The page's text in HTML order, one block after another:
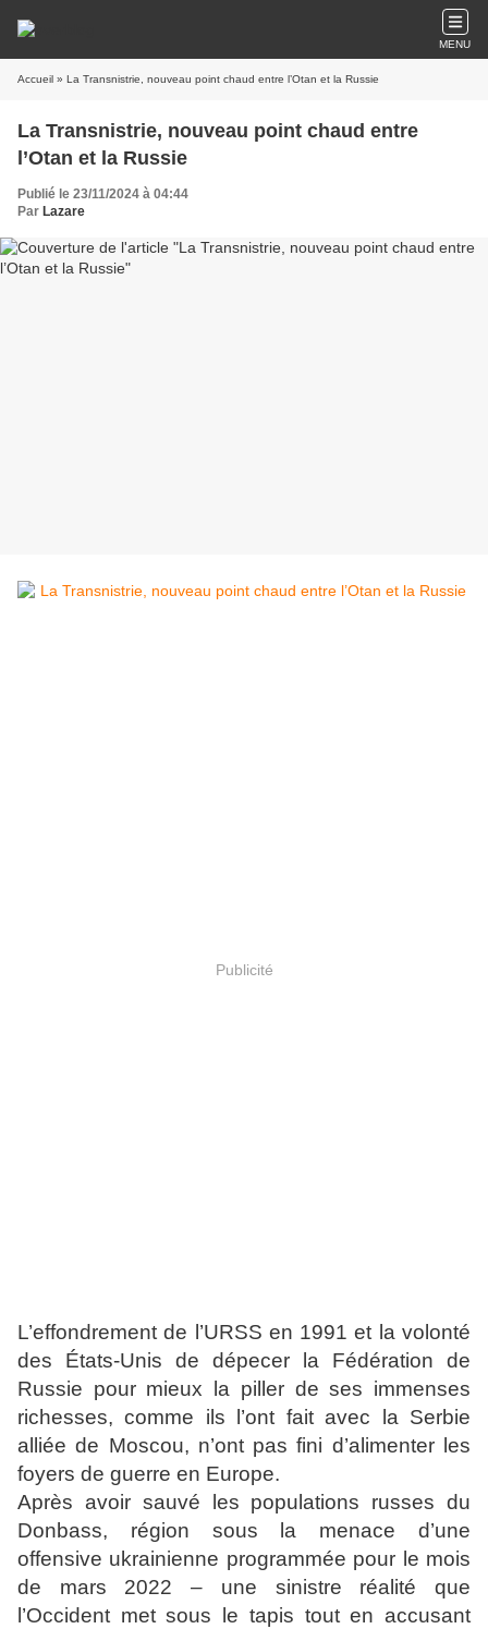
MENU
Accueil » La Transnistrie, nouveau point chaud entre l’Otan et la Russie
La Transnistrie, nouveau point chaud entre
l’Otan et la Russie
Publié le 23/11/2024 à 04:44
Par Lazare
Publicité
L’effondrement de l’URSS en 1991 et la volonté
des États-Unis de dépecer la Fédération de
Russie pour mieux la piller de ses immenses
richesses, comme ils l’ont fait avec la Serbie
alliée de Moscou, n’ont pas fini d’alimenter les
foyers de guerre en Europe.
Après avoir sauvé les populations russes du
Donbass, région sous la menace d’une
offensive ukrainienne programmée pour le mois
de mars 2022 – une sinistre réalité que
l’Occident met sous le tapis tout en accusant